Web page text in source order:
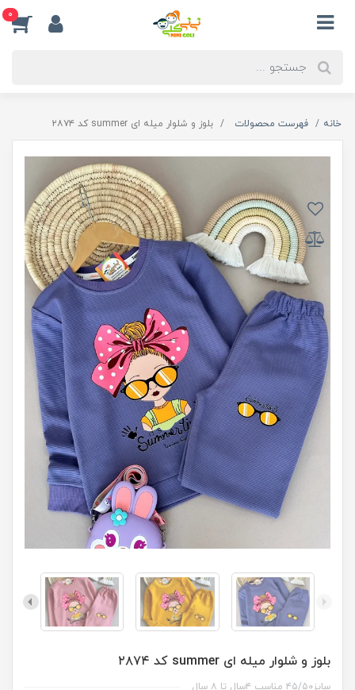
0
خانه فهرست محصولات بلوز و شلوار میله ای summer کد ۲۸۷۴
بلوز و شلوار میله ای summer کد ۲۸۷۴
سایز۴۵/۵۰ مناسب ۴سال تا ۸ سال